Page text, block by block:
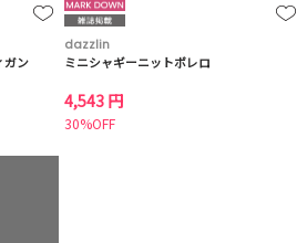
ガン
dazzlin
ミニシャギーニットボレロ
4,543 円
30%OFF